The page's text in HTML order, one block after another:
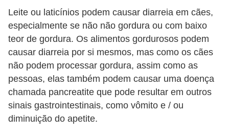
Leite ou laticínios podem causar diarreia em cães,
especialmente se não não gordura ou com baixo
teor de gordura. Os alimentos gordurosos podem
causar diarreia por si mesmos, mas como os cães
não podem processar gordura, assim como as
pessoas, elas também podem causar uma doença
chamada pancreatite que pode resultar em outros
sinais gastrointestinais, como vômito e / ou
diminuição do apetite.
t
i
m
a
ç
ã
o